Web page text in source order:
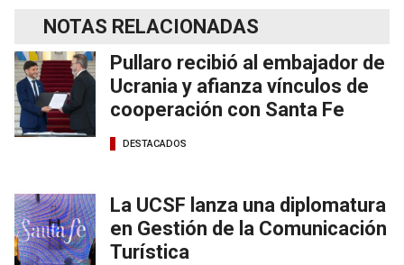
NOTAS RELACIONADAS
Pullaro recibió al embajador de
Ucrania y afianza vínculos de
cooperación con Santa Fe
DESTACADOS
La UCSF lanza una diplomatura
en Gestión de la Comunicación
Turística